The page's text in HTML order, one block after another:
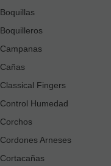
Boquillas
Boquilleros
Campanas
Cañas
Classical Fingers
Control Humedad
Corchos
Cordones Arneses
Cortacañas